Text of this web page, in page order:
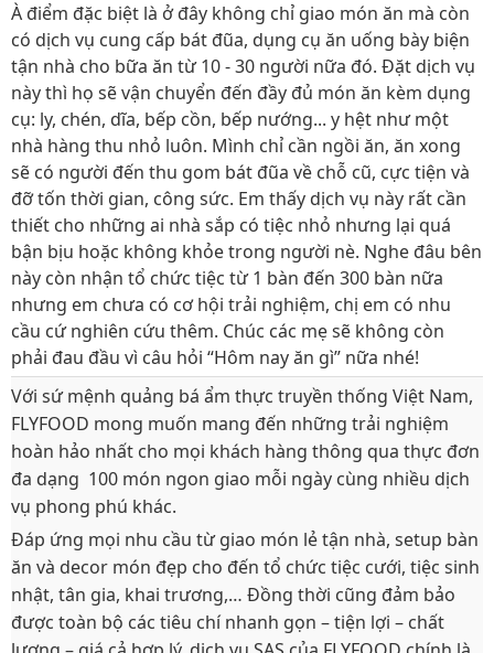
À điểm đặc biệt là ở đây không chỉ giao món ăn mà còn
có dịch vụ cung cấp bát đũa, dụng cụ ăn uống bày biện
tận nhà cho bữa ăn từ 10 - 30 người nữa đó. Đặt dịch vụ
này thì họ sẽ vận chuyển đến đầy đủ món ăn kèm dụng
cụ: ly, chén, dĩa, bếp cồn, bếp nướng... y hệt như một
nhà hàng thu nhỏ luôn. Mình chỉ cần ngồi ăn, ăn xong
sẽ có người đến thu gom bát đũa về chỗ cũ, cực tiện và
đỡ tốn thời gian, công sức. Em thấy dịch vụ này rất cần
thiết cho những ai nhà sắp có tiệc nhỏ nhưng lại quá
bận bịu hoặc không khỏe trong người nè. Nghe đâu bên
này còn nhận tổ chức tiệc từ 1 bàn đến 300 bàn nữa
nhưng em chưa có cơ hội trải nghiệm, chị em có nhu
cầu cứ nghiên cứu thêm. Chúc các mẹ sẽ không còn
phải đau đầu vì câu hỏi “Hôm nay ăn gì” nữa nhé!
Với sứ mệnh quảng bá ẩm thực truyền thống Việt Nam,
FLYFOOD mong muốn mang đến những trải nghiệm
hoàn hảo nhất cho mọi khách hàng thông qua thực đơn
đa dạng 100 món ngon giao mỗi ngày cùng nhiều dịch
vụ phong phú khác.
Đáp ứng mọi nhu cầu từ giao món lẻ tận nhà, setup bàn
ăn và decor món đẹp cho đến tổ chức tiệc cưới, tiệc sinh
nhật, tân gia, khai trương,… Đồng thời cũng đảm bảo
được toàn bộ các tiêu chí nhanh gọn – tiện lợi – chất